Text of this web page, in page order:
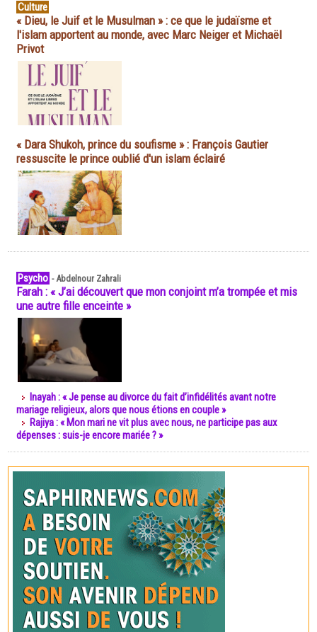
Culture
« Dieu, le Juif et le Musulman » : ce que le judaïsme et
l'islam apportent au monde, avec Marc Neiger et Michaël
Privot
« Dara Shukoh, prince du soufisme » : François Gautier
ressuscite le prince oublié d'un islam éclairé
Psycho -Abdelnour Zahrali
Farah : « J’ai découvert que mon conjoint m’a trompée et mis
une autre fille enceinte »
Inayah : « Je pense au divorce du fait d’infidélités avant notre
mariage religieux, alors que nous étions en couple »
Rajiya : « Mon mari ne vit plus avec nous, ne participe pas aux
dépenses : suis-je encore mariée ? »